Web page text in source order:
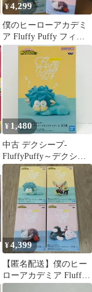
¥4,299
僕のヒーローアカデミ
ア Fluffy Puffy フィギ
ュア 4種セット
¥ 1,480
中古 デクシープ-
FluffyPuffy～デクシー
プ&バクドッグ～
Ⅱ「僕のヒーローアカ
デミア」
¥4,399
【匿名配送】僕のヒー
ローアカデミア Fluffy
Puffy 4種セット